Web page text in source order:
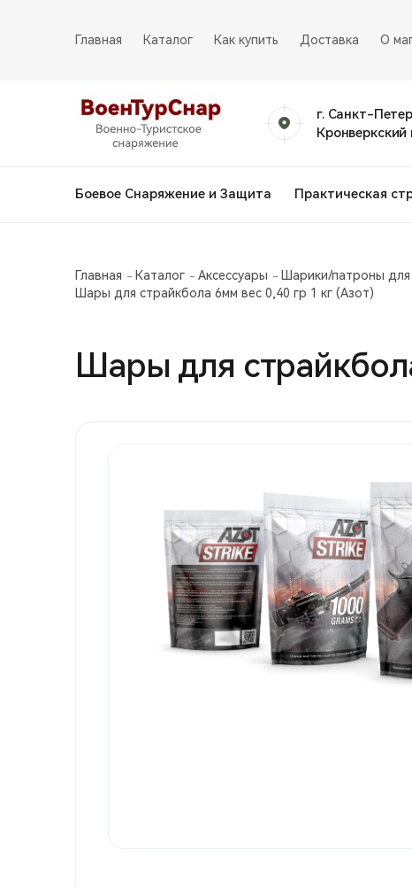
Главная Каталог Как купить Доставка О
г. Санкт-
Кронверкский
Боевое Снаряжение и Защита Практическая
Главная Каталог Аксессуары Шарики/патроны
Шары для страйкбола 6мм вес 0,40 гр 1 кг (Азот)
Шары для